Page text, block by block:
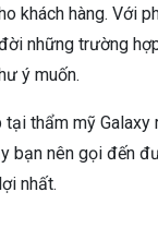
khách hàng. Với
những trường
ý muốn.
thẩm mỹ
bạn nên gọi đến
nhất.